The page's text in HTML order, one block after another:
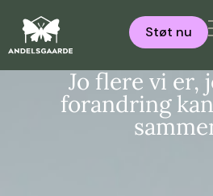
Støt nu
Jo flere vi er,
forandring